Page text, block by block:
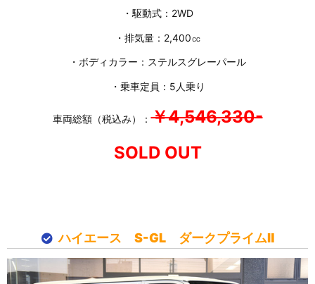
・駆動式：2WD
・排気量：2,400㏄
・ボディカラー：ステルスグレーパール
・乗車定員：5人乗り
車両総額（税込み）：￥4,546,330-
SOLD OUT
ハイエース S-GL ダークプライムⅡ